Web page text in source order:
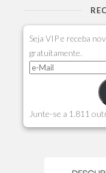
Seja VIP e receba
gratuitamente.
Junte-se a 1.811